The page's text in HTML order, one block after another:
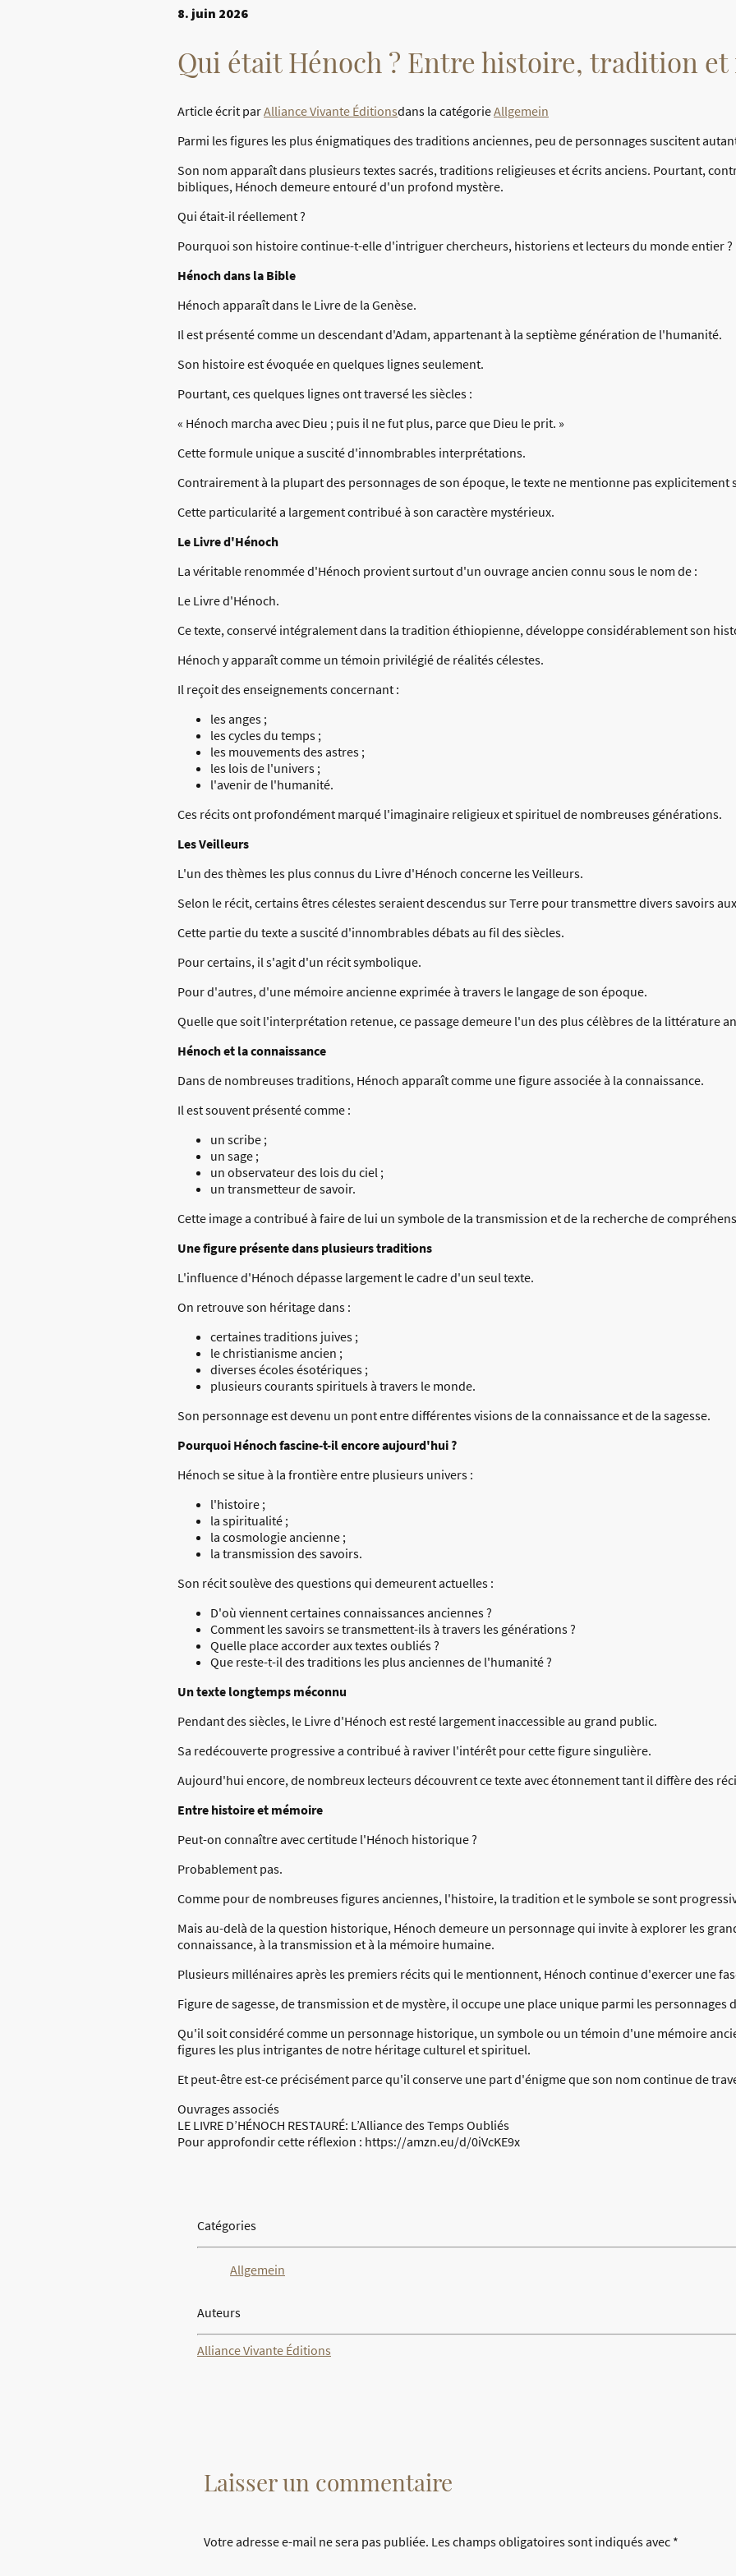
8. juin 2026
Qui était Hénoch ? Entre histoire, tradition et
Article écrit parAlliance Vivante Éditionsdans la catégorieAllgemein
Parmi les figures les plus énigmatiques des traditions anciennes, peu de personnages suscitent
Son nom apparaît dans plusieurs textes sacrés, traditions religieuses et écrits anciens. Pourtant,
bibliques, Hénoch demeure entouré d'un profond mystère.
Qui était-il réellement ?
Pourquoi son histoire continue-t-elle d'intriguer chercheurs, historiens et lecteurs du monde entier ?
Hénoch dans la Bible
Hénoch apparaît dans le Livre de la Genèse.
Il est présenté comme un descendant d'Adam, appartenant à la septième génération de l'humanité.
Son histoire est évoquée en quelques lignes seulement.
Pourtant, ces quelques lignes ont traversé les siècles :
« Hénoch marcha avec Dieu ; puis il ne fut plus, parce que Dieu le prit. »
Cette formule unique a suscité d'innombrables interprétations.
Contrairement à la plupart des personnages de son époque, le texte ne mentionne pas explicitement
Cette particularité a largement contribué à son caractère mystérieux.
Le Livre d'Hénoch
La véritable renommée d'Hénoch provient surtout d'un ouvrage ancien connu sous le nom de :
Le Livre d'Hénoch.
Ce texte, conservé intégralement dans la tradition éthiopienne, développe considérablement son
Hénoch y apparaît comme un témoin privilégié de réalités célestes.
Il reçoit des enseignements concernant :
les anges ;
les cycles du temps ;
les mouvements des astres ;
les lois de l'univers ;
l'avenir de l'humanité.
Ces récits ont profondément marqué l'imaginaire religieux et spirituel de nombreuses générations.
Les Veilleurs
L'un des thèmes les plus connus du Livre d'Hénoch concerne les Veilleurs.
Selon le récit, certains êtres célestes seraient descendus sur Terre pour transmettre divers savoirs
Cette partie du texte a suscité d'innombrables débats au fil des siècles.
Pour certains, il s'agit d'un récit symbolique.
Pour d'autres, d'une mémoire ancienne exprimée à travers le langage de son époque.
Quelle que soit l'interprétation retenue, ce passage demeure l'un des plus célèbres de la littérature
Hénoch et la connaissance
Dans de nombreuses traditions, Hénoch apparaît comme une figure associée à la connaissance.
Il est souvent présenté comme :
un scribe ;
un sage ;
un observateur des lois du ciel ;
un transmetteur de savoir.
Cette image a contribué à faire de lui un symbole de la transmission et de la recherche de
Une figure présente dans plusieurs traditions
L'influence d'Hénoch dépasse largement le cadre d'un seul texte.
On retrouve son héritage dans :
certaines traditions juives ;
le christianisme ancien ;
diverses écoles ésotériques ;
plusieurs courants spirituels à travers le monde.
Son personnage est devenu un pont entre différentes visions de la connaissance et de la sagesse.
Pourquoi Hénoch fascine-t-il encore aujourd'hui ?
Hénoch se situe à la frontière entre plusieurs univers :
l'histoire ;
la spiritualité ;
la cosmologie ancienne ;
la transmission des savoirs.
Son récit soulève des questions qui demeurent actuelles :
D'où viennent certaines connaissances anciennes ?
Comment les savoirs se transmettent-ils à travers les générations ?
Quelle place accorder aux textes oubliés ?
Que reste-t-il des traditions les plus anciennes de l'humanité ?
Un texte longtemps méconnu
Pendant des siècles, le Livre d'Hénoch est resté largement inaccessible au grand public.
Sa redécouverte progressive a contribué à raviver l'intérêt pour cette figure singulière.
Aujourd'hui encore, de nombreux lecteurs découvrent ce texte avec étonnement tant il diffère des
Entre histoire et mémoire
Peut-on connaître avec certitude l'Hénoch historique ?
Probablement pas.
Comme pour de nombreuses figures anciennes, l'histoire, la tradition et le symbole se sont
Mais au-delà de la question historique, Hénoch demeure un personnage qui invite à explorer les
connaissance, à la transmission et à la mémoire humaine.
Plusieurs millénaires après les premiers récits qui le mentionnent, Hénoch continue d'exercer une
Figure de sagesse, de transmission et de mystère, il occupe une place unique parmi les personnages
Qu'il soit considéré comme un personnage historique, un symbole ou un témoin d'une mémoire
figures les plus intrigantes de notre héritage culturel et spirituel.
Et peut-être est-ce précisément parce qu'il conserve une part d'énigme que son nom continue de
Ouvrages associés
LE LIVRE D’HÉNOCH RESTAURÉ: L’Alliance des Temps Oubliés
Pour approfondir cette réflexion : https://amzn.eu/d/0iVcKE9x
Catégories
Allgemein
Auteurs
Alliance Vivante Éditions
Laisser un commentaire
Votre adresse e-mail ne sera pas publiée. Les champs obligatoires sont indiqués avec *